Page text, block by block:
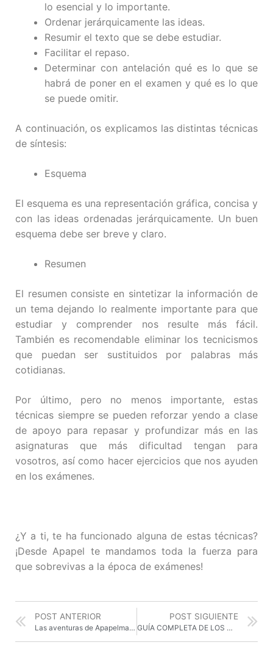
lo esencial y lo importante.
Ordenar jerárquicamente las ideas.
Resumir el texto que se debe estudiar.
Facilitar el repaso.
Determinar con antelación qué es lo que se
habrá de poner en el examen y qué es lo que
se puede omitir.
A continuación, os explicamos las distintas técnicas
de síntesis:
Esquema
El esquema es una representación gráfica, concisa y
con las ideas ordenadas jerárquicamente. Un buen
esquema debe ser breve y claro.
Resumen
El resumen consiste en sintetizar la información de
un tema dejando lo realmente importante para que
estudiar y comprender nos resulte más fácil.
También es recomendable eliminar los tecnicismos
que puedan ser sustituidos por palabras más
cotidianas.
Por último, pero no menos importante, estas
técnicas siempre se pueden reforzar yendo a clase
de apoyo para repasar y profundizar más en las
asignaturas que más dificultad tengan para
vosotros, así como hacer ejercicios que nos ayuden
en los exámenes.
¿Y a ti, te ha funcionado alguna de estas técnicas?
¡Desde Apapel te mandamos toda la fuerza para
que sobrevivas a la época de exámenes!
POST ANTERIOR
Las aventuras de Apapelman (parte I)
POST SIGUIENTE
GUÍA COMPLETA DE LOS MEJORES ALIMENTOS PARA ESTIMULAR TU CEREBRO I